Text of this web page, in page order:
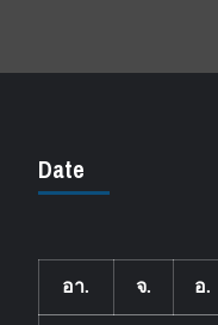
Date
อา. จ. อ.